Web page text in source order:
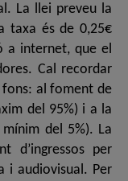
La llei preveu la
taxa és de 0,25€
a internet, que el
Cal recordar
fons: al foment de
del 95%) i a la
del 5%). La
d’ingressos per
i audiovisual. Per